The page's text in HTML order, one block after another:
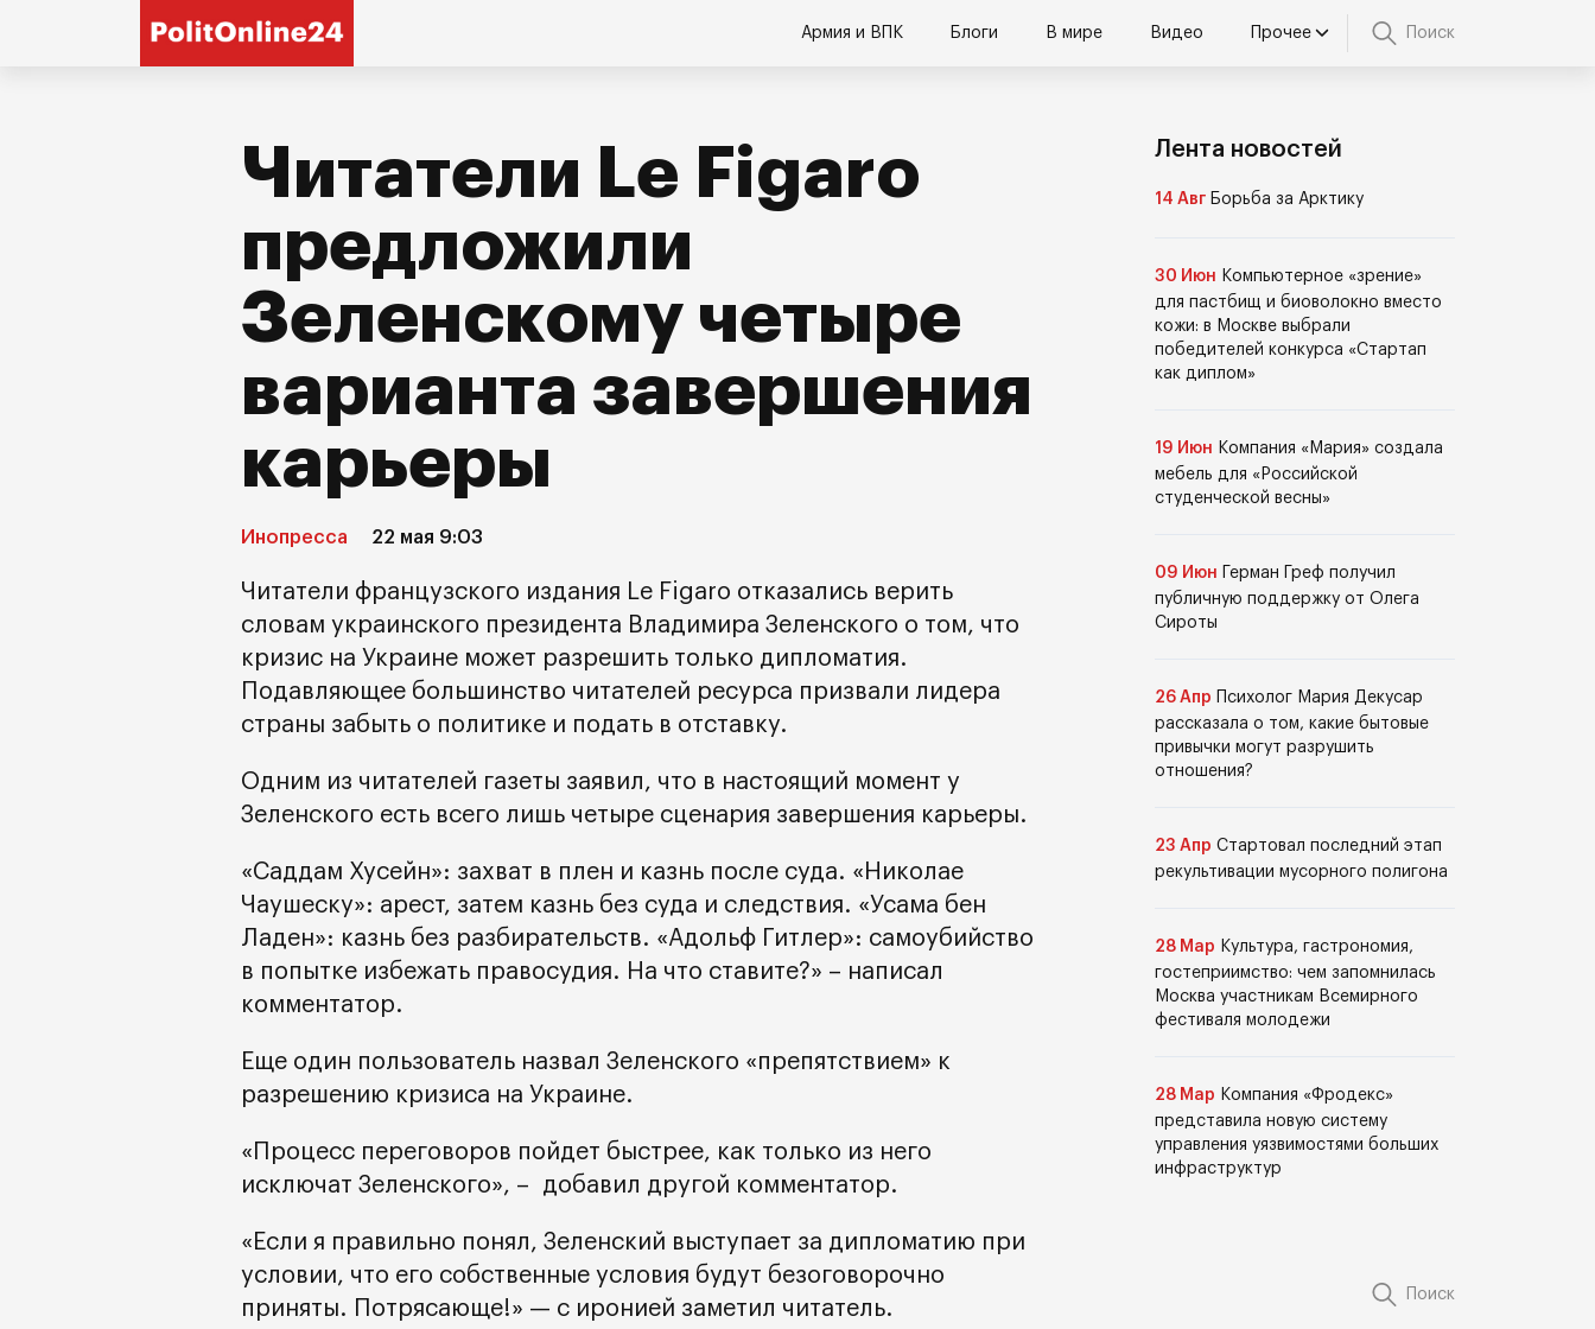
Армия и ВПК Блоги В мире Видео Прочее Поиск
Читатели Le Figaro
предложили
Зеленскому четыре
варианта завершения
карьеры
Инопресса 22 мая 9:03
Читатели французского издания Le Figaro отказались верить
словам украинского президента Владимира Зеленского о том, что
кризис на Украине может разрешить только дипломатия.
Подавляющее большинство читателей ресурса призвали лидера
страны забыть о политике и подать в отставку.
Одним из читателей газеты заявил, что в настоящий момент у
Зеленского есть всего лишь четыре сценария завершения карьеры.
«Саддам Хусейн»: захват в плен и казнь после суда. «Николае
Чаушеску»: арест, затем казнь без суда и следствия. «Усама бен
Ладен»: казнь без разбирательств. «Адольф Гитлер»: самоубийство
в попытке избежать правосудия. На что ставите?» – написал
комментатор.
Еще один пользователь назвал Зеленского «препятствием» к
разрешению кризиса на Украине.
«Процесс переговоров пойдет быстрее, как только из него
исключат Зеленского», – добавил другой комментатор.
«Если я правильно понял, Зеленский выступает за дипломатию при
условии, что его собственные условия будут безоговорочно
приняты. Потрясающе!» — с иронией заметил читатель.
Лента новостей
14 Авг Борьба за Арктику
30 Июн Компьютерное «зрение»
для пастбищ и биоволокно вместо
кожи: в Москве выбрали
победителей конкурса «Стартап
как диплом»
19 Июн Компания «Мария» создала
мебель для «Российской
студенческой весны»
09 Июн
Герман Греф получил
публичную поддержку от Олега
Сироты
26 Апр
Психолог Мария Декусар
рассказала о том, какие бытовые
привычки могут разрушить
отношения?
23 Апр Стартовал последний этап
рекультивации мусорного полигона
28 Мар Культура, гастрономия,
гостеприимство: чем запомнилась
Москва участникам Всемирного
фестиваля молодежи
28 Мар Компания «Фродекс»
представила новую систему
управления уязвимостями больших
инфраструктур
Поиск